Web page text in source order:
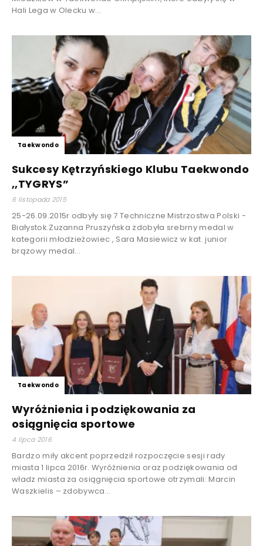
Hali Lega w Olecku w...
Taekwondo
Sukcesy Kętrzyńskiego Klubu Taekwondo
,,TYGRYS”
6 listopada 2015
25-26.09.2015r odbyły się 7 Techniczne Mistrzostwa Polski -
Białystok.Zuzanna Pruszyńska zdobyła srebrny medal w
kategorii młodzieżowiec , Sara Masiewicz w kat. junior
brązowy medal...
Taekwondo
Wyróżnienia i podziękowania za
osiągnięcia sportowe
4 lipca 2016
Bardzo miły akcent poprzedził rozpoczęcie sesji rady
miasta 1 lipca 2016r. Wyróżnienia oraz podziękowania od
władz miasta za osiągnięcia sportowe otrzymali: Marcin
Waszkielis – zdobywca...